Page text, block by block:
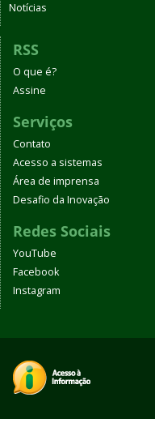
Notícias
RSS
O que é?
Assine
Serviços
Contato
Acesso a sistemas
Área de imprensa
Desafio da Inovação
Redes Sociais
YouTube
Facebook
Instagram